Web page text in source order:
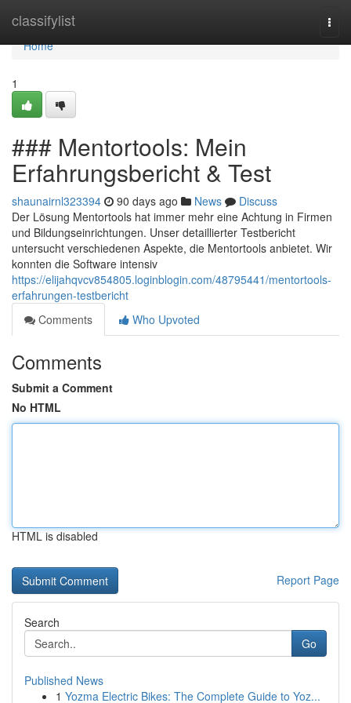
classifylist
Home
Home
1
### Mentortools: Mein
Erfahrungsbericht & Test
shaunairnl323394 90 days ago News
Discuss
Der Lösung Mentortools hat immer mehr eine Achtung in Firmen
und Bildungseinrichtungen. Unser detaillierter Testbericht
untersucht verschiedenen Aspekte, die Mentortools anbietet. Wir
konnten die Software intensiv
https://elijahqvcv854805.loginblogin.com/48795441/mentortools-
erfahrungen-testbericht
Comments
Who Upvoted
Comments
Submit a Comment
No HTML
HTML is disabled
Report Page
Search
Go
Published News
1 Yozma Electric Bikes: The Complete Guide to Yoz...